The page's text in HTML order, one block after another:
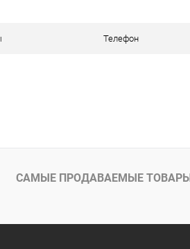
Телефон
САМЫЕ ПРОДАВАЕМЫЕ ТОВАРЫ